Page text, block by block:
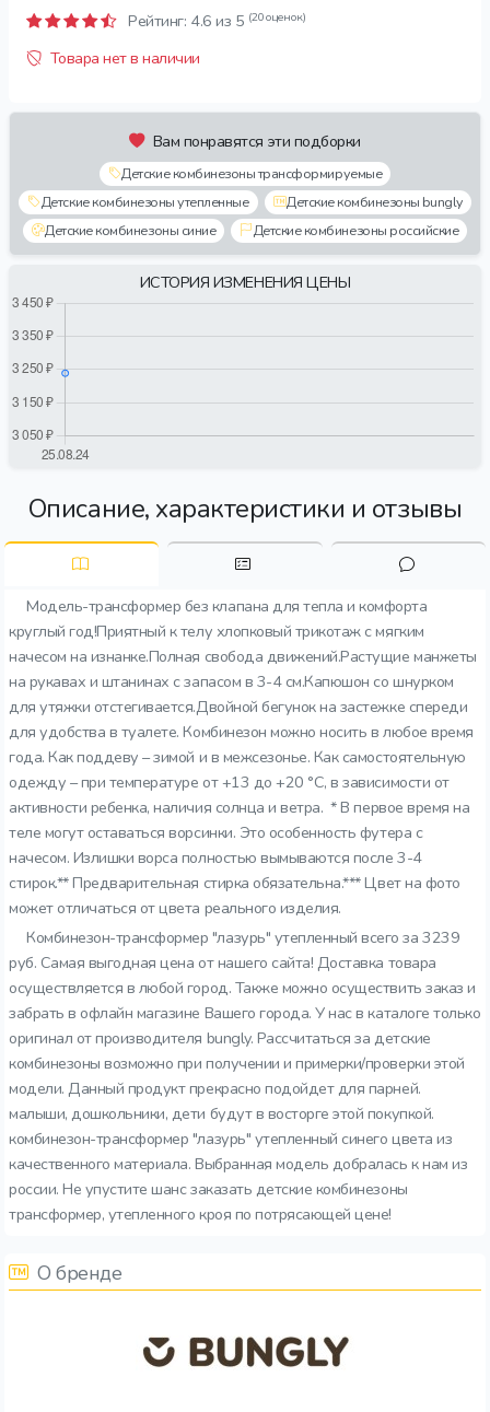
Рейтинг: 4.6 из 5 (20 оценок)
Товара нет в наличии
Вам понравятся эти подборки
Детские комбинезоны трансформируемые
Детские комбинезоны утепленные
Детские комбинезоны bungly
Детские комбинезоны синие
Детские комбинезоны российские
ИСТОРИЯ ИЗМЕНЕНИЯ ЦЕНЫ
Описание, характеристики и отзывы
Модель-трансформер без клапана для тепла и комфорта
круглый год!Приятный к телу хлопковый трикотаж с мягким
начесом на изнанке.Полная свобода движений.Растущие манжеты
на рукавах и штанинах с запасом в 3-4 см.Капюшон со шнурком
для утяжки отстегивается.Двойной бегунок на застежке спереди
для удобства в туалете. Комбинезон можно носить в любое время
года. Как поддеву – зимой и в межсезонье. Как самостоятельную
одежду – при температуре от +13 до +20 °C, в зависимости от
активности ребенка, наличия солнца и ветра. * В первое время на
теле могут оставаться ворсинки. Это особенность футера с
начесом. Излишки ворса полностью вымываются после 3-4
стирок.** Предварительная стирка обязательна.*** Цвет на фото
может отличаться от цвета реального изделия.
Комбинезон-трансформер "лазурь" утепленный всего за 3239
руб. Самая выгодная цена от нашего сайта! Доставка товара
осуществляется в любой город. Также можно осуществить заказ и
забрать в офлайн магазине Вашего города. У нас в каталоге только
оригинал от производителя bungly. Рассчитаться за детские
комбинезоны возможно при получении и примерки/проверки этой
модели. Данный продукт прекрасно подойдет для парней.
малыши, дошкольники, дети будут в восторге этой покупкой.
комбинезон-трансформер "лазурь" утепленный синего цвета из
качественного материала. Выбранная модель добралась к нам из
россии. Не упустите шанс заказать детские комбинезоны
трансформер, утепленного кроя по потрясающей цене!
О бренде